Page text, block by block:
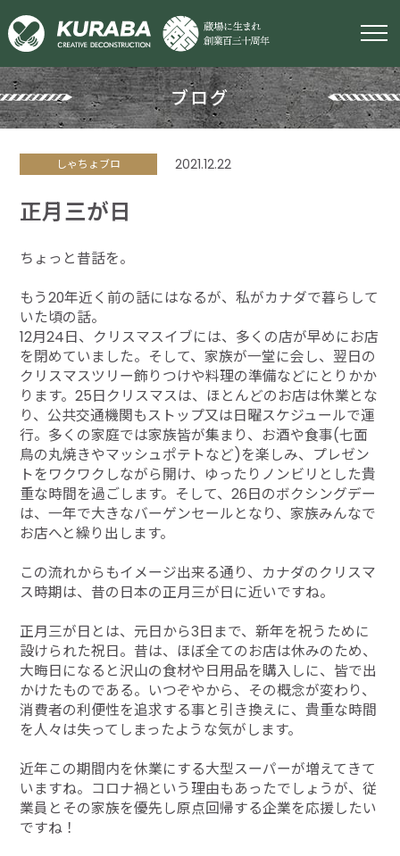
ブログ
しゃちょブロ 2021.12.22
正月三が日
ちょっと昔話を。
もう20年近く前の話にはなるが、私がカナダで暮らして
いた頃の話。
12月24日、クリスマスイブには、多くの店が早めにお店
を閉めていました。そして、家族が一堂に会し、翌日の
クリスマスツリー飾りつけや料理の準備などにとりかか
ります。25日クリスマスは、ほとんどのお店は休業とな
り、公共交通機関もストップ又は日曜スケジュールで運
行。多くの家庭では家族皆が集まり、お酒や食事(七面
鳥の丸焼きやマッシュポテトなど)を楽しみ、プレゼン
トをワクワクしながら開け、ゆったりノンビリとした貴
重な時間を過ごします。そして、26日のボクシングデー
は、一年で大きなバーゲンセールとなり、家族みんなで
お店へと繰り出します。
この流れからもイメージ出来る通り、カナダのクリスマ
ス時期は、昔の日本の正月三が日に近いですね。
正月三が日とは、元日から3日まで、新年を祝うために
設けられた祝日。昔は、ほぼ全てのお店は休みのため、
大晦日になると沢山の食材や日用品を購入しに、皆で出
かけたものである。いつぞやから、その概念が変わり、
消費者の利便性を追求する事と引き換えに、貴重な時間
を人々は失ってしまったような気がします。
近年この期間内を休業にする大型スーパーが増えてきて
いますね。コロナ禍という理由もあったでしょうが、従
業員とその家族を優先し原点回帰する企業を応援したい
ですね！